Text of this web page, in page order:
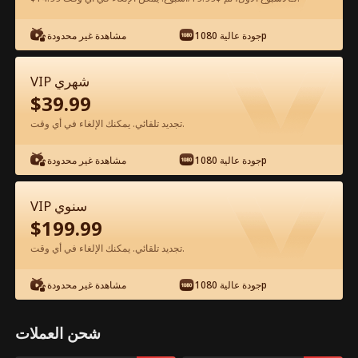
شاهد مجانًا في التطبيق
الحلقة 11 - انتقام الوريثة الفيلم كامل
0-49 50-81 جميع الحلقات
مشاهدة غير محدودة جودة عالية 1080p
VIP شهري
$39.99
تجديد تلقائي. يمكنك الإلغاء في أي وقت.
مشاهدة غير محدودة جودة عالية 1080p
VIP سنوي
$199.99
تجديد تلقائي. يمكنك الإلغاء في أي وقت.
مشاهدة غير محدودة جودة عالية 1080p
شحن العملات